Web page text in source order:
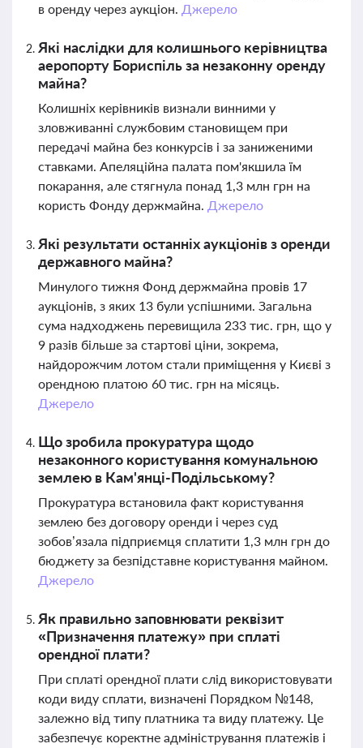
в оренду через аукціон. Джерело
Які наслідки для колишнього керівництва
аеропорту Бориспіль за незаконну оренду
майна?
Колишніх керівників визнали винними у
зловживанні службовим становищем при
передачі майна без конкурсів і за заниженими
ставками. Апеляційна палата пом'якшила їм
покарання, але стягнула понад 1,3 млн грн на
користь Фонду держмайна. Джерело
Які результати останніх аукціонів з оренди
державного майна?
Минулого тижня Фонд держмайна провів 17
аукціонів, з яких 13 були успішними. Загальна
сума надходжень перевищила 233 тис. грн, що у
9 разів більше за стартові ціни, зокрема,
найдорожчим лотом стали приміщення у Києві з
орендною платою 60 тис. грн на місяць.
Джерело
Що зробила прокуратура щодо
незаконного користування комунальною
землею в Кам'янці-Подільському?
Прокуратура встановила факт користування
землею без договору оренди і через суд
зобов’язала підприємця сплатити 1,3 млн грн до
бюджету за безпідставне користування майном.
Джерело
Як правильно заповнювати реквізит
«Призначення платежу» при сплаті
орендної плати?
При сплаті орендної плати слід використовувати
коди виду сплати, визначені Порядком №148,
залежно від типу платника та виду платежу. Це
забезпечує коректне адміністрування платежів і